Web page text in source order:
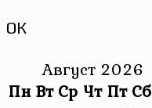
ОК
Август 2026
Пн Вт Ср Чт Пт Сб